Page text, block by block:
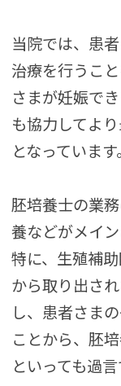
当院では、患
治療を行うこ
さまが妊娠で
も協力してよ
となっています。
胚培養士の業
養などがメイン
特に、生殖補
から取り出さ
し、患者さま
ことから、胚
といっても過